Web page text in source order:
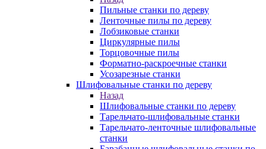
Пильные станки по дереву
Ленточные пилы по дереву
Лобзиковые станки
Циркулярные пилы
Торцовочные пилы
Форматно-раскроечные станки
Усозарезные станки
Шлифовальные станки по дереву
Назад
Шлифовальные станки по дереву
Тарельчато-шлифовальные станки
Тарельчато-ленточные шлифовальные
станки